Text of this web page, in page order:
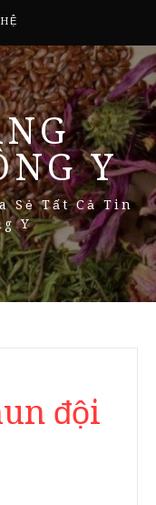
Y
Sẻ Tất Cả Tin
Y
đội